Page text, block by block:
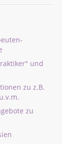
und
zu z.B.
zu